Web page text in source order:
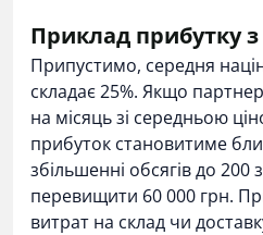
Приклад прибутку
Припустимо, середня
складає 25%. Якщо
на місяць зі середньою
прибуток становитиме
збільшенні обсягів до
перевищити 60 000 грн.
витрат на склад чи